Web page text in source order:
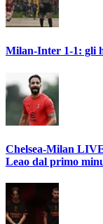
Milan-Inter 1-1: gli
Chelsea-Milan
Leao dal primo